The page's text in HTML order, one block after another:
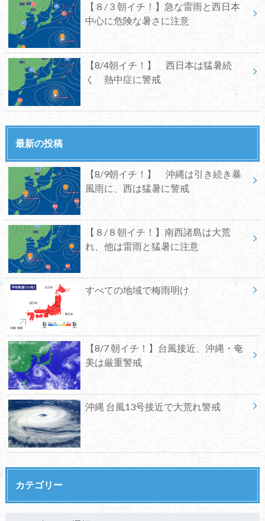
【８/３朝イチ！】急な雷雨と西日本
中心に危険な暑さに注意
【8/4朝イチ！】 西日本は猛暑続
く 熱中症に警戒
最新の投稿
【8/9朝イチ！】 沖縄は引き続き暴
風雨に、西は猛暑に警戒
【８/８朝イチ！】南西諸島は大荒
れ、他は雷雨と猛暑に注意
すべての地域で梅雨明け
【8/7 朝イチ！】台風接近、沖縄・奄
美は厳重警戒
沖縄 台風13号接近で大荒れ警戒
カテゴリー